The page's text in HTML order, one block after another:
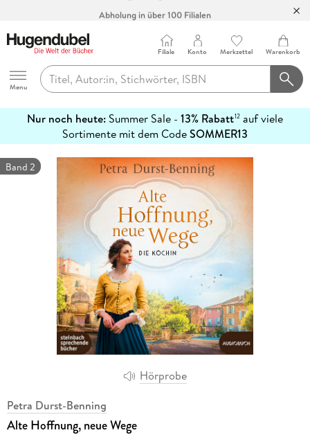
Abholung in über 100 Filialen
Hugendubel
Menu
Filiale Konto Merkzettel Warenkorb
Nur noch heute: Summer Sale - 13% Rabatt12 auf viele
Sortimente mit dem CodeSOMMER13
erfahren
Hörprobe
Band 2
Petra Durst-Benning
Alte Hoffnung, neue Wege